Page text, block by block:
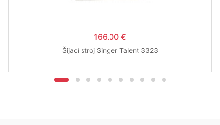
166.00 €
Šijací stroj Singer Talent 3323